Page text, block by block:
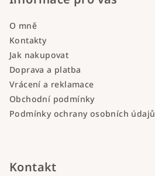
O mně
Kontakty
Jak nakupovat
Doprava a platba
Vrácení a reklamace
Obchodní podmínky
Podmínky ochrany osobních údajů
Kontakt